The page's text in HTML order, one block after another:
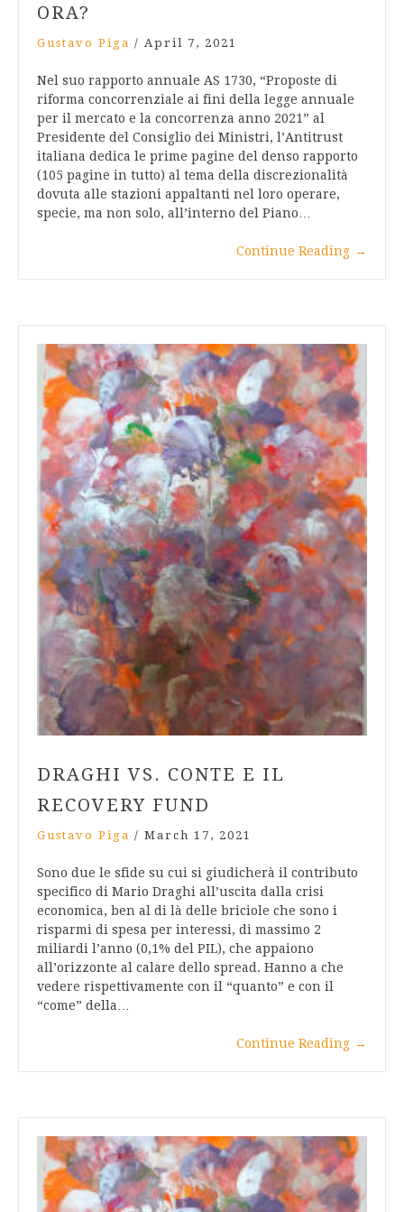
ORA?
Gustavo Piga / April 7, 2021
Nel suo rapporto annuale AS 1730, “Proposte di
riforma concorrenziale ai fini della legge annuale
per il mercato e la concorrenza anno 2021” al
Presidente del Consiglio dei Ministri, l’Antitrust
italiana dedica le prime pagine del denso rapporto
(105 pagine in tutto) al tema della discrezionalità
dovuta alle stazioni appaltanti nel loro operare,
specie, ma non solo, all’interno del Piano…
Continue Reading →
DRAGHI VS. CONTE E IL
RECOVERY FUND
Gustavo Piga / March 17, 2021
Sono due le sfide su cui si giudicherà il contributo
specifico di Mario Draghi all’uscita dalla crisi
economica, ben al di là delle briciole che sono i
risparmi di spesa per interessi, di massimo 2
miliardi l’anno (0,1% del PIL), che appaiono
all’orizzonte al calare dello spread. Hanno a che
vedere rispettivamente con il “quanto” e con il
“come” della…
Continue Reading →